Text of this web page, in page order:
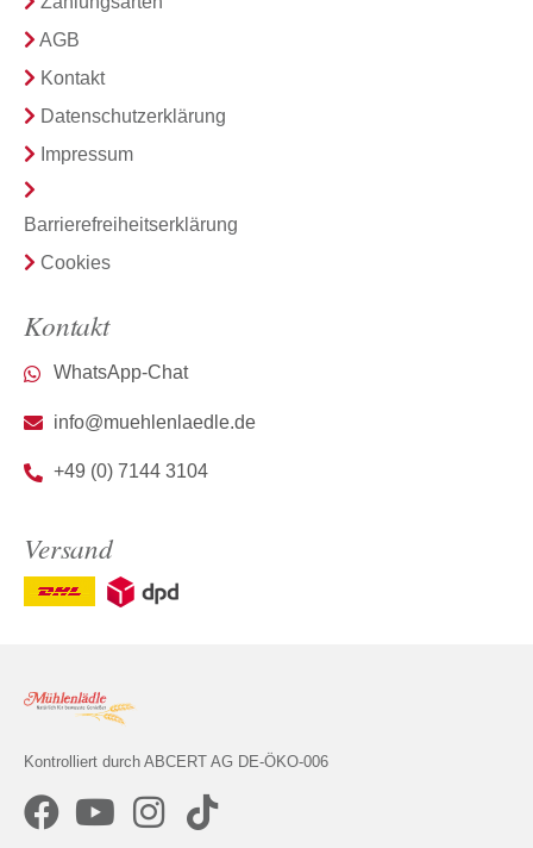
Kontrolliert durch ABCERT AG DE-ÖKO-006
AGB
Kontakt
Datenschutzerklärung
Impressum
Barrierefreiheitserklärung
Cookies
Kontakt
WhatsApp-Chat
info@muehlenlaedle.de
+49 (0) 7144 3104
Versand